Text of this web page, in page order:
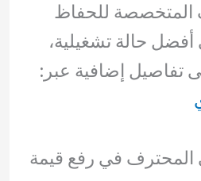
المتخصصة للحفاظ
حالة تشغيلية،
تفاصيل إضافية عبر:
المحترف في رفع قيمة